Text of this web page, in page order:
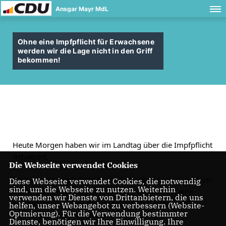
Ansgar Mayr MdL
Ohne eine Impfpflicht für Erwachsene
werden wir die Lage nicht in den Griff
bekommen!
Heute Morgen haben wir im Landtag über die Impfpflicht
Ich habe die Impfpflicht bislang abgelehnt - auch weil ich
davon überzeugt war, dass sich wie im Ausland eine
ausreichende Anzahl der Menschen in Deutschland
freiwillig impfen lassen wird.
Die Webseite verwendet Cookies
Diese Webseite verwendet Cookies, die notwendig
sind, um die Webseite zu nutzen. Weiterhin
verwenden wir Dienste von Drittanbietern, die uns
helfen, unser Webangebot zu verbessern (Website-
Optmierung). Für die Verwendung bestimmter
Dienste, benötigen wir Ihre Einwilligung. Ihre